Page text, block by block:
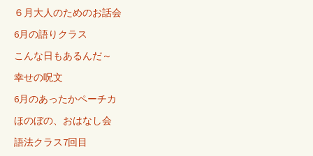
６月大人のためのお話会
6月の語りクラス
こんな日もあるんだ～
幸せの呪文
6月のあったかペーチカ
ほのぼの、おはなし会
語法クラス7回目